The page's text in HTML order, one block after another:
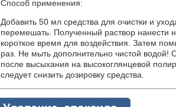
Способ применения:
Добавить 50 мл средства для очистки и
перемешать. Полученный раствор нанести
короткое время для воздействия. Затем
раз. Не мыть дополнительно чистой водой!
после высыхания на высокоглянцевой
следует снизить дозировку средства.